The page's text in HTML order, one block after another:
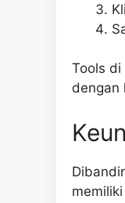
Tools di
dengan